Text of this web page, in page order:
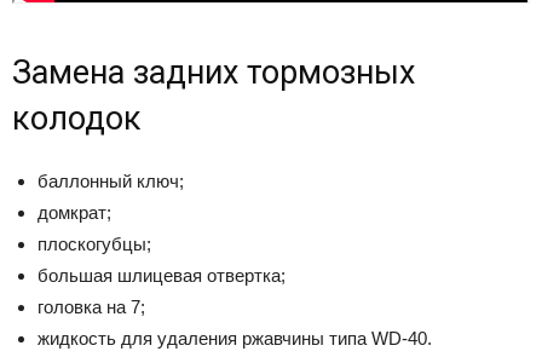
Замена задних тормозных
колодок
баллонный ключ;
домкрат;
плоскогубцы;
большая шлицевая отвертка;
головка на 7;
жидкость для удаления ржавчины типа WD-40.